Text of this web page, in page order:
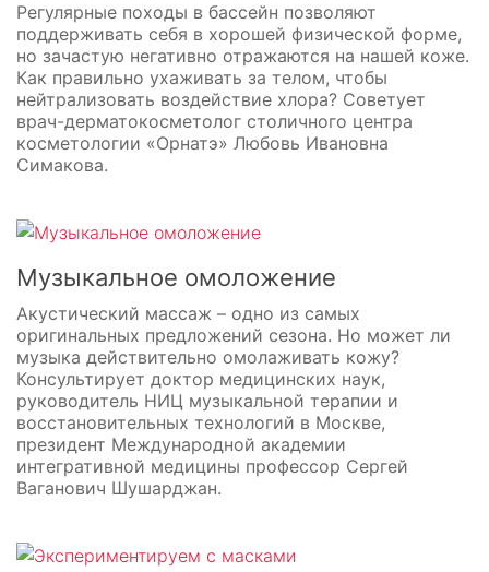
Регулярные походы в бассейн позволяют
поддерживать себя в хорошей физической форме,
но зачастую негативно отражаются на нашей коже.
Как правильно ухаживать за телом, чтобы
нейтрализовать воздействие хлора? Советует
врач-дерматокосметолог столичного центра
косметологии «Орнатэ» Любовь Ивановна
Симакова.
Музыкальное омоложение
Акустический массаж – одно из самых
оригинальных предложений сезона. Но может ли
музыка действительно омолаживать кожу?
Консультирует доктор медицинских наук,
руководитель НИЦ музыкальной терапии и
восстановительных технологий в Москве,
президент Международной академии
интегративной медицины профессор Сергей
Ваганович Шушарджан.